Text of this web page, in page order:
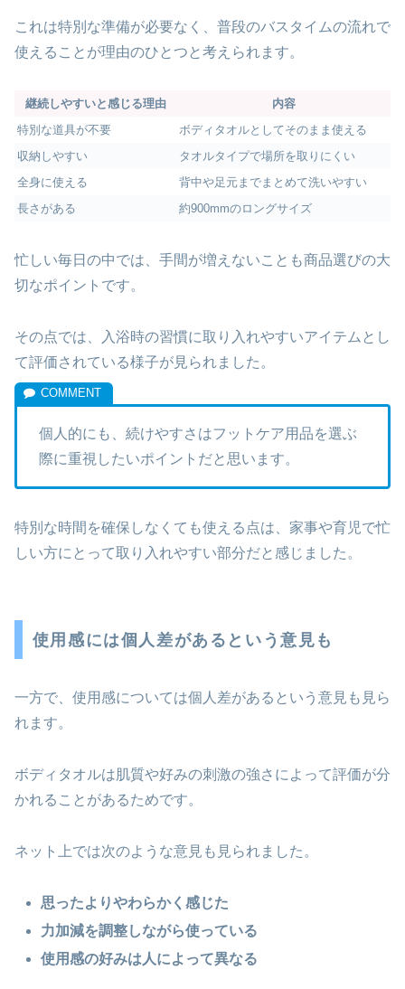
これは特別な準備が必要なく、普段のバスタイムの流れで
使えることが理由のひとつと考えられます。
継続しやすいと感じる理由
内容
特別な道具が不要
ボディタオルとしてそのまま使える
収納しやすい
タオルタイプで場所を取りにくい
全身に使える
背中や足元までまとめて洗いやすい
長さがある
約900mmのロングサイズ
忙しい毎日の中では、手間が増えないことも商品選びの大
切なポイントです。
その点では、入浴時の習慣に取り入れやすいアイテムとし
て評価されている様子が見られました。
個人的にも、続けやすさはフットケア用品を選ぶ
際に重視したいポイントだと思います。
特別な時間を確保しなくても使える点は、家事や育児で忙
しい方にとって取り入れやすい部分だと感じました。
使用感には個人差があるという意見も
一方で、使用感については個人差があるという意見も見ら
れます。
ボディタオルは肌質や好みの刺激の強さによって評価が分
かれることがあるためです。
ネット上では次のような意見も見られました。
思ったよりやわらかく感じた
力加減を調整しながら使っている
使用感の好みは人によって異なる